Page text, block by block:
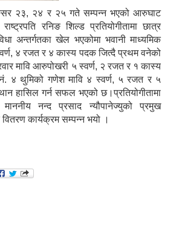
२३, २४ र २५ गते सम्पन्न भएको आरुघाट
रनिङ शिल्ड प्रतियोगीतामा छात्र
अन्तर्गतका खेल भएकोमा भवानी माध्यमिक
४ रजत र ४ कास्य पदक जित्दै प्रथम वनेको
मावि आरुपोखरी ५ स्वर्ण, २ रजत र १ कास्य
४ थुमिको गणेश मावि ४ स्वर्ण, ५ रजत र ५
हासिल गर्न सफल भएको छ।प्रतियोगीतामा
नन्द प्रसाद न्यौपानेज्युको प्रमुख
कार्यक्रम सम्पन्न भयो ।